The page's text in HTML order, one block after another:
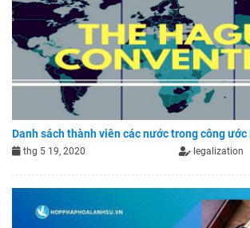
Danh sách thành viên các nước trong công ước
thg 5 19, 2020 legalization